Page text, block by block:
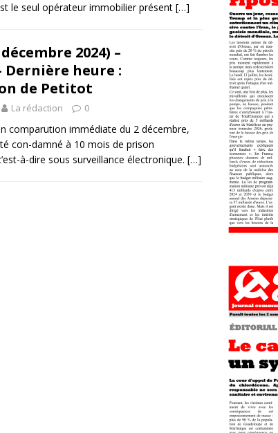
le seul opérateur immobilier présent […]
décembre 2024) –
heure :
de Petitot
La rédaction 0
comparution immédiate du 2 décembre,
con-damné à 10 mois de prison
à-dire sous surveillance électronique. […]